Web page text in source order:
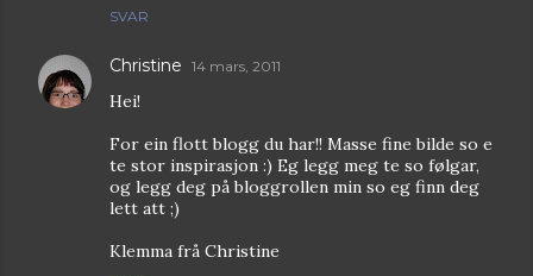
SVAR
Christine 14 mars, 2011
Hei!
For ein flott blogg du har!! Masse fine bilde so e
te stor inspirasjon :) Eg legg meg te so følgar,
og legg deg på bloggrollen min so eg finn deg
lett att ;)
Klemma frå Christine